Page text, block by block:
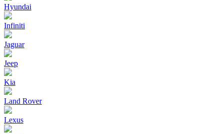
Hyundai
Infiniti
Jaguar
Jeep
Kia
Land Rover
Lexus